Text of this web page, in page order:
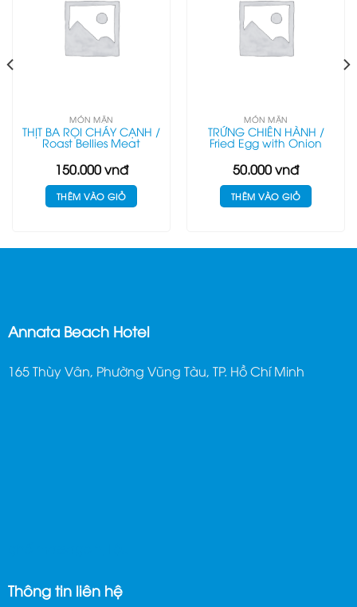
MÓN MẶN
THỊT BA RỌI CHÁY CẠNH /
Roast Bellies Meat
150.000vnđ
THÊM VÀO GIỎ
MÓN MẶN
TRỨNG CHIÊN HÀNH /
Fried Egg with Onion
50.000vnđ
THÊM VÀO GIỎ
Annata Beach Hotel
165 Thùy Vân, Phường Vũng Tàu, TP. Hồ Chí Minh
Thông tin liên hệ